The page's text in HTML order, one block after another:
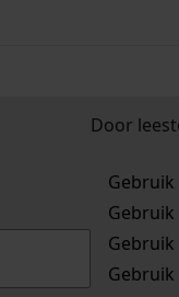
Door
Gebruik
Gebruik
Gebruik
Gebruik